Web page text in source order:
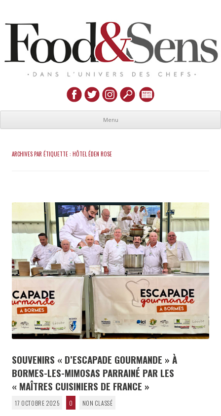
Menu
ARCHIVES PAR ÉTIQUETTE : HÔTEL ÉDEN ROSE
SOUVENIRS « D’ESCAPADE GOURMANDE » À
BORMES-LES-MIMOSAS PARRAINÉ PAR LES
« MAÎTRES CUISINIERS DE FRANCE »
17 OCTOBRE 2025 0 NON CLASSÉ